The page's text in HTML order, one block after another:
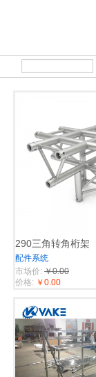
290三角转角桁架
配件系统
市场价: ￥0.00
价格: ￥0.00